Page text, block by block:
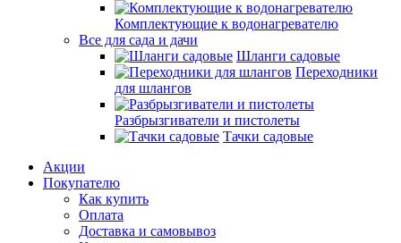
Комплектующие к водонагревателю
Все для сада и дачи
Шланги садовые
Переходники
для шлангов
Разбрызгиватели и пистолеты
Тачки садовые
Акции
Покупателю
Как купить
Оплата
Доставка и самовывоз